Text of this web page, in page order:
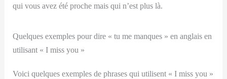
qui vous avez été proche mais qui n’est plus là.
Quelques exemples pour dire « tu me manques » en anglais en
utilisant « I miss you »
Voici quelques exemples de phrases qui utilisent « I miss you »